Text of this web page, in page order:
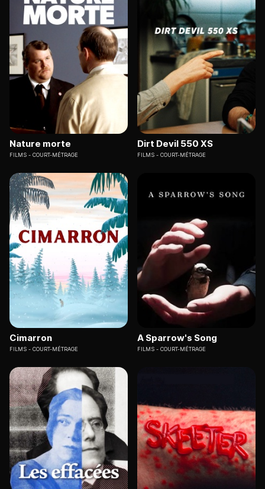
Nature morte
FILMS COURT-MÉTRAGE
Dirt Devil 550 XS
FILMS COURT-MÉTRAGE
Cimarron
FILMS COURT-MÉTRAGE
A Sparrow's Song
FILMS COURT-MÉTRAGE